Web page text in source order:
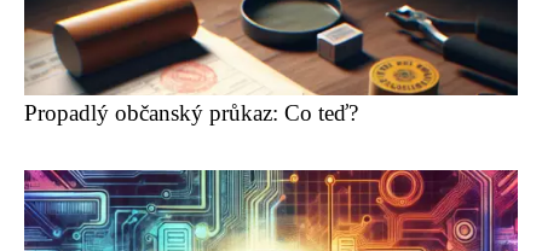
Propadlý občanský průkaz: Co teď?